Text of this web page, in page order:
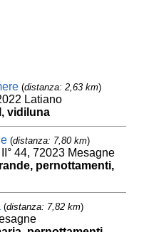
(distanza: 2,63 km)
Latiano
vidiluna
(distanza: 7,80 km)
44, 72023 Mesagne
pernottamenti,
(distanza: 7,82 km)